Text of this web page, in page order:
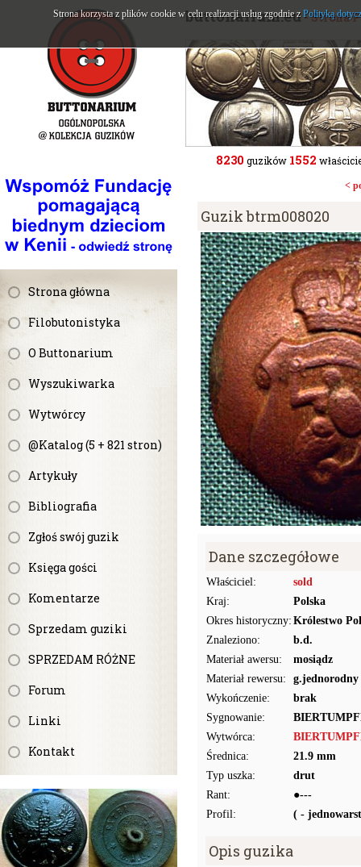
Strona główna
Filobutonistyka
O Buttonarium
Wyszukiwarka
Wytwórcy
@Katalog (5 + 821 stron)
Artykuły
Bibliografia
Zgłoś swój guzik
Księga gości
Komentarze
Sprzedam guziki
SPRZEDAM RÓŻNE
Forum
Linki
Kontakt
buttonarium.eu- Strona
8230 guzików 1552
<
Guzik btrm008020
Dane szczegółowe
Właściciel:
sold
Kraj:
Polska
Okres historyczny: Królestwo
Znaleziono:
b.d.
Materiał awersu:
mosiądz
Materiał rewersu:
g.jednorodny
Wykończenie:
brak
Sygnowanie:
Wytwórca:
Średnica:
21.9 mm
Typ uszka:
drut
Rant:
●---
Profil:
( -
Opis guzika
Strona korzysta z plików cookie w celu realizacji usług zgodnie z Polityką